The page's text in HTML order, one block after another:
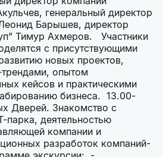
генеральный директор
Барышев, директор
Тимур Ахмеров. Участники
с присутствующими
новых проектов,
опытом
кейсов и практическими
бизнеса. 13.00-
Дверей. Знакомство с
парка, деятельностью
компании и
разработок компаний-